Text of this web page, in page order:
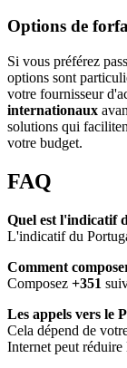
Options de
Si vous préférez
options sont
votre fournisseur
internationaux
solutions qui
votre budget.
FAQ
Quel est l'indicatif
L'indicatif du
Comment
Composez +351
Les appels vers le
Cela dépend de
Internet peut réduire